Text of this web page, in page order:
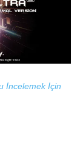
İncelemek İçin